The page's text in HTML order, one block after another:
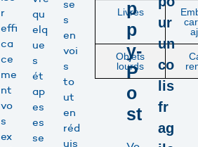
r
effi
ca
ce
me
nt
vo
s
ex
qu
elq
ue
s
ét
ap
es
es
se
se
s
en
voi
s
to
ut
en
réd
uis
Livres
Objets
lourds
p
p
y-
P
o
st
ur
un
co
lis
fr
ag